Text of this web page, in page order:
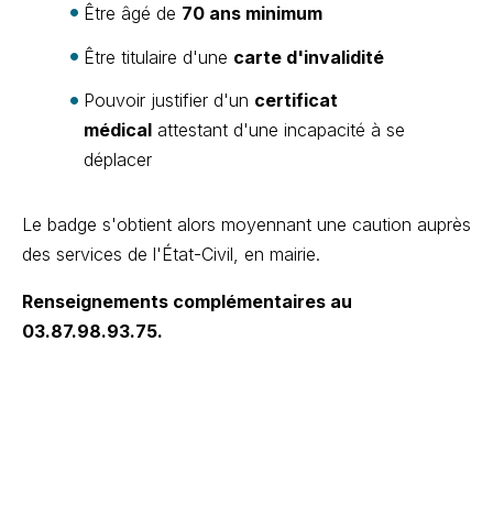
Être âgé de 70 ans minimum
Être titulaire d'une carte d'invalidité
Pouvoir justifier d'un certificat
médical attestant d'une incapacité à se
déplacer
Le badge s'obtient alors moyennant une caution auprès
des services de l'État-Civil, en mairie.
Renseignements complémentaires au
03.87.98.93.75.